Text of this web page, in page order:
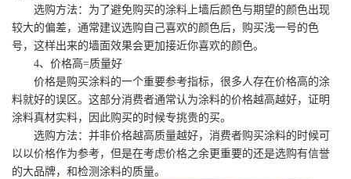
选购方法：为了避免购买的涂料上墙后颜色与期望的颜色出现
较大的偏差， 通常建议选购 自己喜欢的颜色后，购买浅一号的色
号，这样出来的墙面效果会更加接近你喜欢的颜色。
4、价格高=质量好
价格是购买涂料的一个重要参考指标， 很多人存在价格高的涂
料就好的误区。这部分消费者通常认为涂料的价格越高越好，证明
涂料真材实料，
因此购买的时候专挑贵的买。
选购方法：并非价格越高质量越好，消费者购买涂料的时候可
以以价格作为参考，但是在考虑价格之余更重要的还是选购有信誉
的大品牌，和检测涂料的质量。